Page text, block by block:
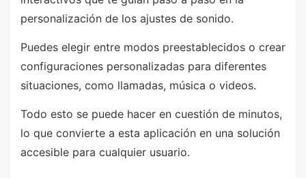
personalización de los ajustes de sonido.
Puedes elegir entre modos preestablecidos o crear
configuraciones personalizadas para diferentes
situaciones, como llamadas, música o videos.
Todo esto se puede hacer en cuestión de minutos,
lo que convierte a esta aplicación en una solución
accesible para cualquier usuario.